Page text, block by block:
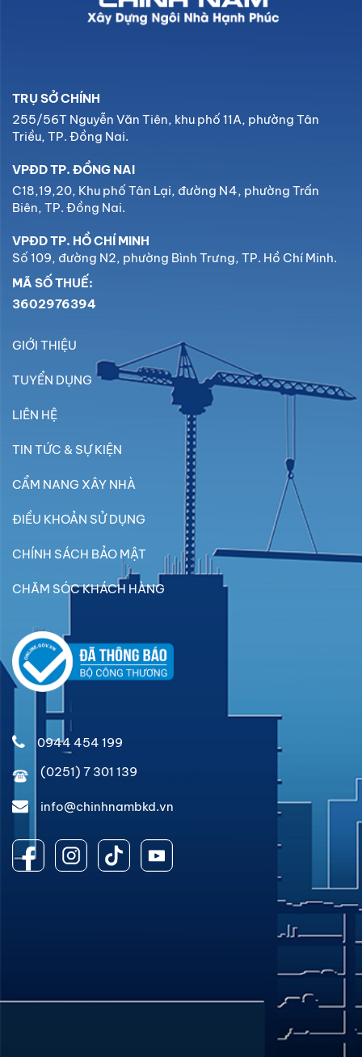
TRỤ SỞ CHÍNH
255/56T Nguyễn Văn Tiên, khu phố 11A, phường Tân
Triều, TP. Đồng Nai.
VPĐD TP. ĐỒNG NAI
C18,19,20, Khu phố Tân Lại, đường N4, phường Trấn
Biên, TP. Đồng Nai.
VPĐD TP. HỒ CHÍ MINH
Số 109, đường N2, phường Bình Trưng, TP. Hồ Chí Minh.
MÃ SỐ THUẾ:
3602976394
GIỚI THIỆU
TUYỂN DỤNG
LIÊN HỆ
TIN TỨC & SỰ KIỆN
CẨM NANG XÂY NHÀ
ĐIỀU KHOẢN SỬ DỤNG
CHÍNH SÁCH BẢO MẬT
CHĂM SÓC KHÁCH HÀNG
0944 454 199
(0251) 7 301 139
info@chinhnambkd.vn